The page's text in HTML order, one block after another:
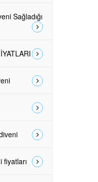
Sağladığı
fiyatları